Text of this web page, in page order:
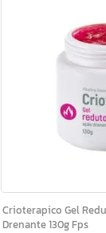
Crioterapico Gel Redutor de Celulite Acao
Drenante 130g Fps